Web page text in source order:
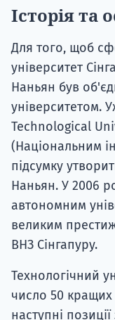
Історія та
Для того, щоб
університет
Наньян був
університетом.
Technological
(Національним
підсумку
Наньян. У 2006
автономним
великим
ВНЗ Сінгапуру.
Технологічний
число 50 кращих
наступні